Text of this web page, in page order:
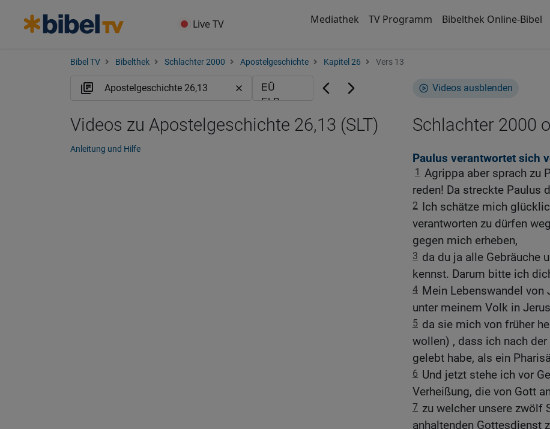
Live TV Mediathek TV Programm Bibelthek Online-Bibel
Bibel TV Bibelthek Schlachter 2000 Apostelgeschichte Kapitel 26 Vers 13
Videos ausblenden
Schlachter 2000
Paulus verantwortet sich
1 Agrippa aber sprach zu
reden! Da streckte Paulus
2 Ich schätze mich
verantworten zu dürfen
gegen mich erheben,
3 da du ja alle Gebräuche
kennst. Darum bitte ich
4 Mein Lebenswandel von
unter meinem Volk in
5 da sie mich von früher
wollen) , dass ich nach
gelebt habe, als ein
6 Und jetzt stehe ich vor
Verheißung, die von Gott
7 zu welcher unsere zwölf
anhaltenden Gottesdienst
Videos zu Apostelgeschichte 26,13 (SLT)
Anleitung und Hilfe